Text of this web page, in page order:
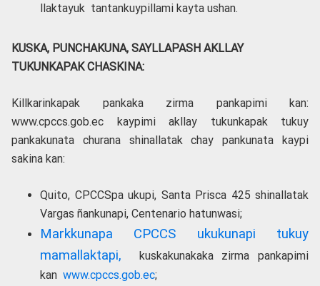
llaktayuk tantankuypillami kayta ushan.
KUSKA, PUNCHAKUNA, SAYLLAPASH AKLLAY
TUKUNKAPAK CHASKINA:
Killkarinkapak pankaka zirma pankapimi kan:
www.cpccs.gob.ec kaypimi akllay tukunkapak tukuy
pankakunata churana shinallatak chay pankunata kaypi
sakina kan:
Quito, CPCCSpa ukupi, Santa Prisca 425 shinallatak
Vargas ñankunapi, Centenario hatunwasi;
Markkunapa CPCCS ukukunapi tukuy
mamallaktapi,
kuskakunakaka zirma pankapimi
kan www.cpccs.gob.ec;